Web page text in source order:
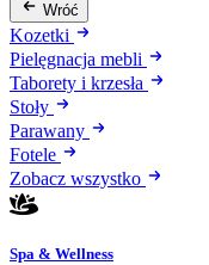
Wróć
Kozetki
Pielęgnacja mebli
Taborety i krzesła
Stoły
Parawany
Fotele
Zobacz wszystko
Spa & Wellness